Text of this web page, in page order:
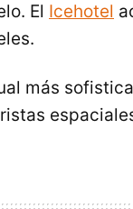
El Icehotel
más